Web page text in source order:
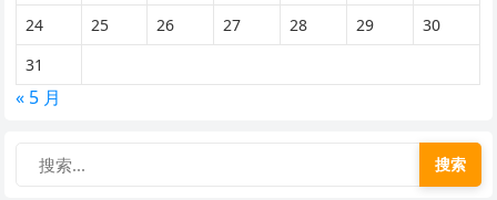
24
25 26 27 28 29
30
31
« 5 月
搜索